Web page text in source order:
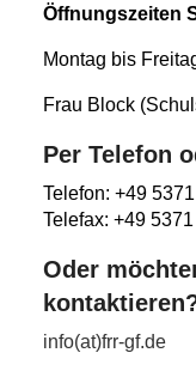
Öffnungszeiten
Montag bis
Frau Block
Per Telefon
Telefon: +49
Telefax: +49
Oder
info(at)frr-gf.de